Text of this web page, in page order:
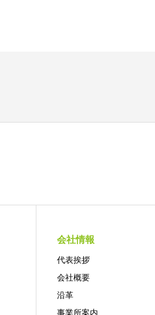
会社情報
代表挨拶
会社概要
沿革
事業所案内